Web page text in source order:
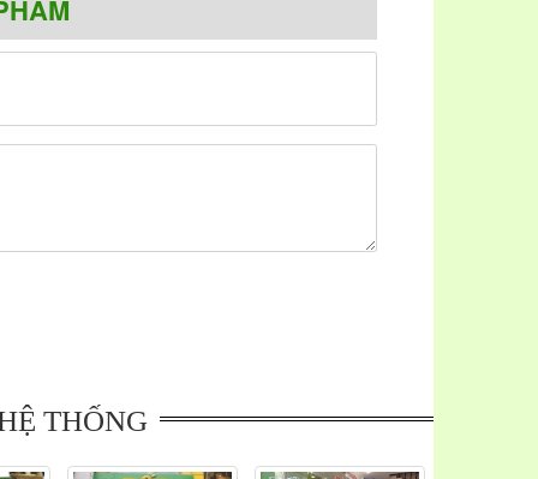
bếp chịu lực, chịu nhiệt cao có độ bền theo thời